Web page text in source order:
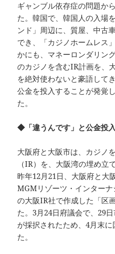
ギャンブル依存症の問題か
た。韓国で、韓国人の入場
ンド」周辺に、質屋、中古
でき、「カジノホームレス
かにも、マネーロンダリン
のカジノを含むIR計画を、
を絶対使わないと豪語して
公金を投入することが発覚
た。
◆「違うんです」と公金投
大阪府と大阪市は、カジノ
（IR）を、大阪湾の埋め立
昨年12月21日、大阪府と大
MGMリゾーツ・インター
の大阪IR社で作成した「区
た。3月24日府議会で、29
が採択されたため、4月末
た。